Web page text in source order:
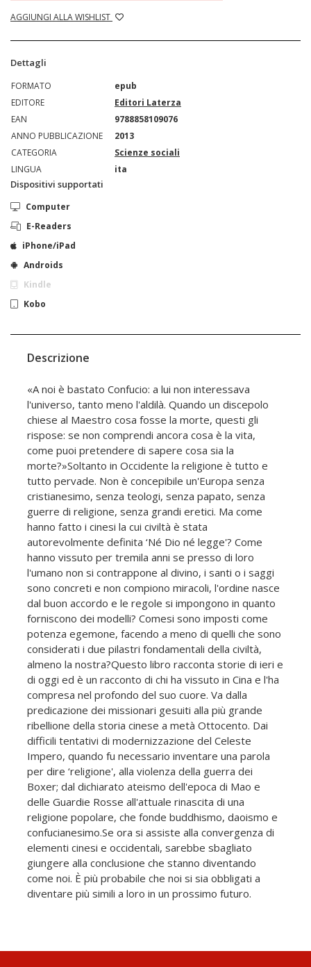
AGGIUNGI ALLA WISHLIST
Dettagli
FORMATO
epub
EDITORE
Editori Laterza
EAN
9788858109076
ANNO PUBBLICAZIONE
2013
CATEGORIA
Scienze sociali
LINGUA
ita
Dispositivi supportati
Computer
E-Readers
iPhone/iPad
Androids
Kindle
Kobo
Descrizione
«A noi è bastato Confucio: a lui non interessava
l'universo, tanto meno l'aldilà. Quando un discepolo
chiese al Maestro cosa fosse la morte, questi gli
rispose: se non comprendi ancora cosa è la vita,
come puoi pretendere di sapere cosa sia la
morte?»Soltanto in Occidente la religione è tutto e
tutto pervade. Non è concepibile un'Europa senza
cristianesimo, senza teologi, senza papato, senza
guerre di religione, senza grandi eretici. Ma come
hanno fatto i cinesi la cui civiltà è stata
autorevolmente definita ‘Né Dio né legge'? Come
hanno vissuto per tremila anni se presso di loro
l'umano non si contrappone al divino, i santi o i saggi
sono concreti e non compiono miracoli, l'ordine nasce
dal buon accordo e le regole si impongono in quanto
forniscono dei modelli? Comesi sono imposti come
potenza egemone, facendo a meno di quelli che sono
considerati i due pilastri fondamentali della civiltà,
almeno la nostra?Questo libro racconta storie di ieri e
di oggi ed è un racconto di chi ha vissuto in Cina e l'ha
compresa nel profondo del suo cuore. Va dalla
predicazione dei missionari gesuiti alla più grande
ribellione della storia cinese a metà Ottocento. Dai
difficili tentativi di modernizzazione del Celeste
Impero, quando fu necessario inventare una parola
per dire ‘religione', alla violenza della guerra dei
Boxer; dal dichiarato ateismo dell'epoca di Mao e
delle Guardie Rosse all'attuale rinascita di una
religione popolare, che fonde buddhismo, daoismo e
confucianesimo.Se ora si assiste alla convergenza di
elementi cinesi e occidentali, sarebbe sbagliato
giungere alla conclusione che stanno diventando
come noi. È più probabile che noi si sia obbligati a
diventare più simili a loro in un prossimo futuro.